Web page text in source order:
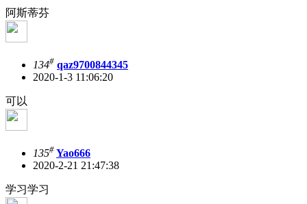
阿斯蒂芬
134# qaz9700844345
2020-1-3 11:06:20
可以
135# Yao666
2020-2-21 21:47:38
学习学习